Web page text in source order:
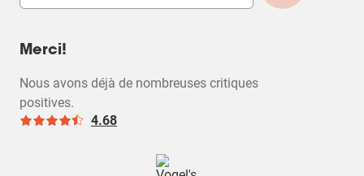
Merci!
Nous avons déjà de nombreuses critiques
positives.
4.68